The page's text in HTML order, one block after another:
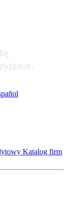
Katalog firm